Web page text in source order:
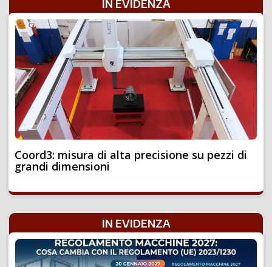
IN EVIDENZA
Coord3: misura di alta precisione su pezzi di
grandi dimensioni
IN EVIDENZA